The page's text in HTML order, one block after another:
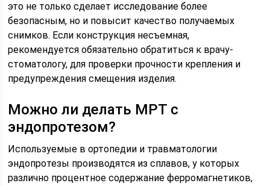
это не только сделает исследование более
безопасным, но и повысит качество получаемых
снимков. Если конструкция несъемная,
рекомендуется обязательно обратиться к врачу-
стоматологу, для проверки прочности крепления и
предупреждения смещения изделия.
Можно ли делать МРТ с
эндопротезом?
Используемые в ортопедии и травматологии
эндопротезы производятся из сплавов, у которых
различно процентное содержание ферромагнетиков,